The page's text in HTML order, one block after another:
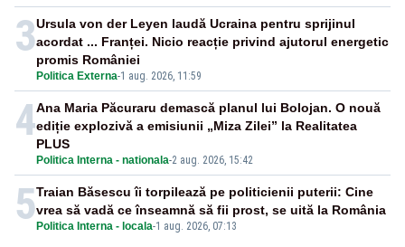
3
Politica Externa-1 aug. 2026, 11:59
Ursula von der Leyen laudă Ucraina pentru sprijinul
acordat ... Franței. Nicio reacție privind ajutorul energetic
promis României
4
Politica Interna - nationala-2 aug. 2026, 15:42
Ana Maria Păcuraru demască planul lui Bolojan. O nouă
ediție explozivă a emisiunii „Miza Zilei” la Realitatea
PLUS
5 Politica Interna - locala-1 aug. 2026, 07:13
Traian Băsescu îi torpilează pe politicienii puterii: Cine
vrea să vadă ce înseamnă să fii prost, se uită la România